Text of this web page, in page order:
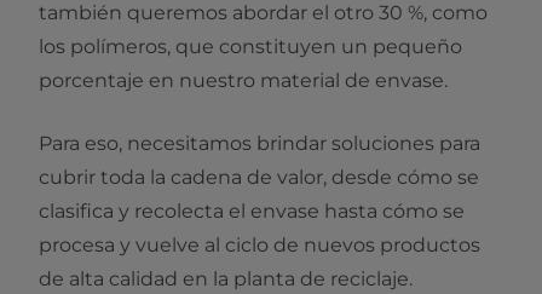
también queremos abordar el otro 30 %, como
los polímeros, que constituyen un pequeño
porcentaje en nuestro material de envase.
Para eso, necesitamos brindar soluciones para
cubrir toda la cadena de valor, desde cómo se
clasifica y recolecta el envase hasta cómo se
procesa y vuelve al ciclo de nuevos productos
de alta calidad en la planta de reciclaje.